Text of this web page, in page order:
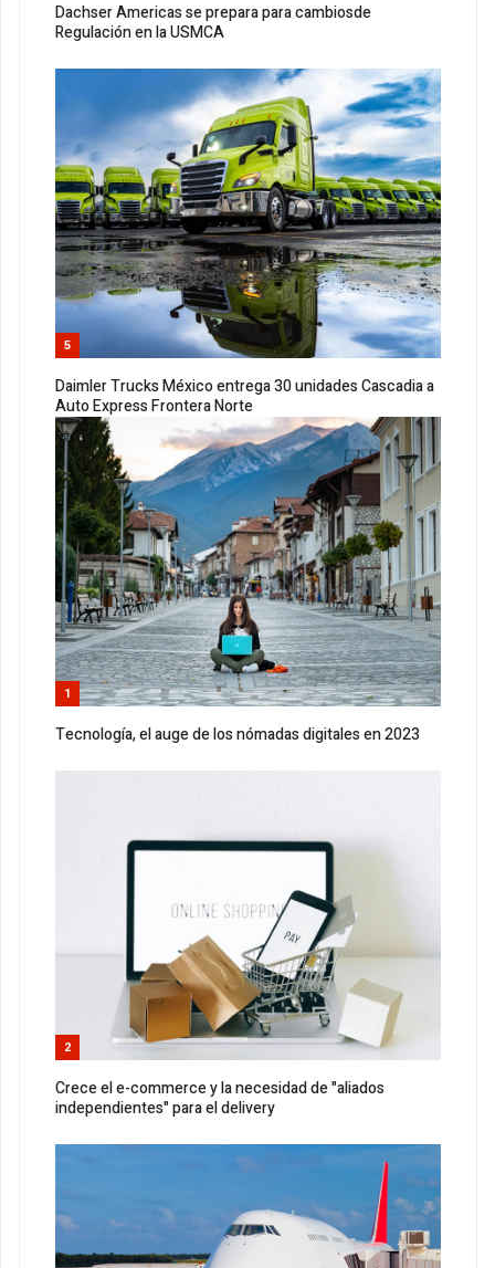
Dachser Americas se prepara para cambiosde
Regulación en la USMCA
5
Daimler Trucks México entrega 30 unidades Cascadia a
Auto Express Frontera Norte
1
Tecnología, el auge de los nómadas digitales en 2023
2
Crece el e-commerce y la necesidad de "aliados
independientes" para el delivery